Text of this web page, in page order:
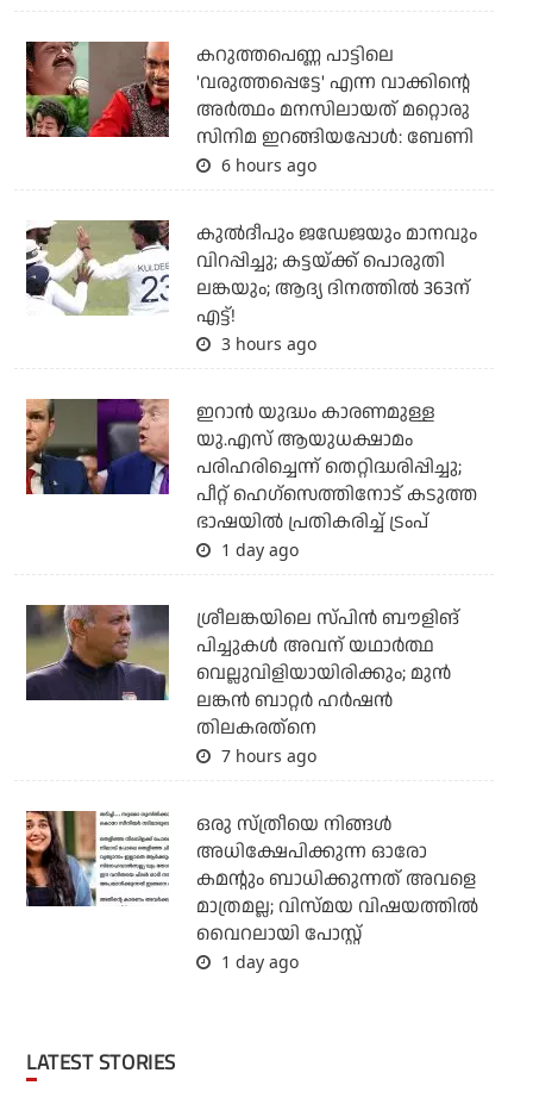
കറുത്തപെണ്ണ പാട്ടിലെ
'വരുത്തപ്പെട്ടേ' എന്ന വാക്കിന്റെ
അർത്ഥം മനസിലായത് മറ്റൊരു
സിനിമ ഇറങ്ങിയപ്പോൾ: ബേണി
6 hours ago
കുല്‍ദീപും ജഡേജയും മാനവും
വിറപ്പിച്ചു; കട്ടയ്ക്ക് പൊരുതി
ലങ്കയും; ആദ്യ ദിനത്തില്‍ 363ന്
എട്ട്!
3 hours ago
ഇറാന്‍ യുദ്ധം കാരണമുള്ള
യു.എസ് ആയുധക്ഷാമം
പരിഹരിച്ചെന്ന് തെറ്റിദ്ധരിപ്പിച്ചു;
പീറ്റ് ഹെഗ്‌സെത്തിനോട് കടുത്ത
ഭാഷയില്‍ പ്രതികരിച്ച് ട്രംപ്
1 day ago
ശ്രീലങ്കയിലെ സ്പിന്‍ ബൗളിങ്
പിച്ചുകള്‍ അവന് യഥാര്‍ത്ഥ
വെല്ലുവിളിയായിരിക്കും; മുന്‍
ലങ്കന്‍ ബാറ്റര്‍ ഹര്‍ഷന്‍
തിലകരത്‌നെ
7 hours ago
ഒരു സ്ത്രീയെ നിങ്ങള്‍
അധിക്ഷേപിക്കുന്ന ഓരോ
കമന്റും ബാധിക്കുന്നത് അവളെ
മാത്രമല്ല; വിസ്മയ വിഷയത്തില്‍
വൈറലായി പോസ്റ്റ്
1 day ago
LATEST STORIES